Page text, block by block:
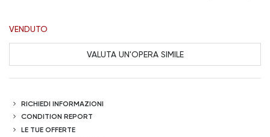
VENDUTO
VALUTA UN'OPERA SIMILE
RICHIEDI INFORMAZIONI
CONDITION REPORT
LE TUE OFFERTE